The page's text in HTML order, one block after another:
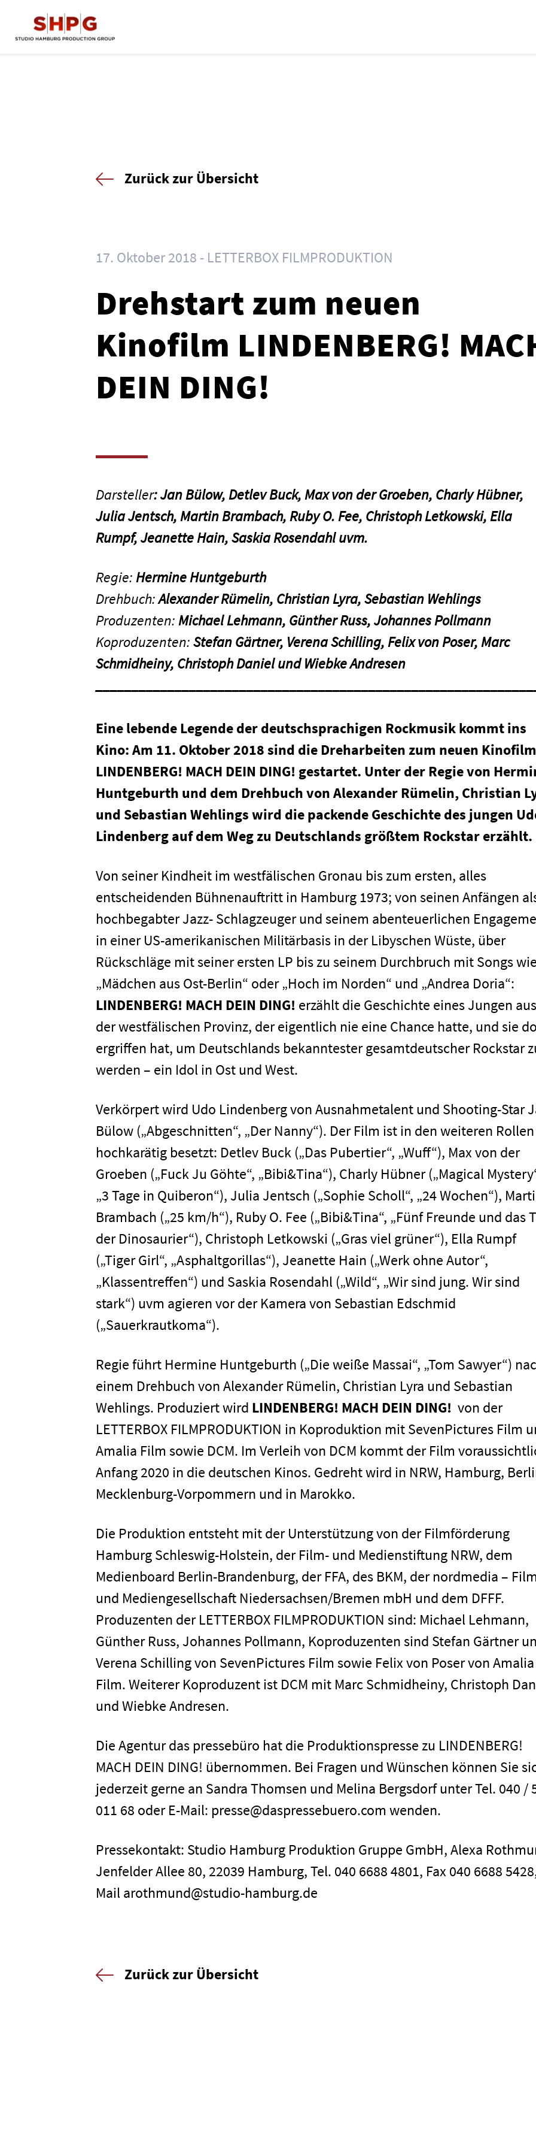
Zurück zur Übersicht
17. Oktober 2018 LETTERBOX FILMPRODUKTION
Drehstart zum neuen
Kinofilm LINDENBERG!
DEIN DING!
Darsteller:Jan Bülow, Detlev Buck, Max von der Groeben, Charly Hübner,
Julia Jentsch, Martin Brambach, Ruby O. Fee, Christoph Letkowski, Ella
Rumpf, Jeanette Hain, Saskia Rosendahl uvm.
Regie:Hermine Huntgeburth
Drehbuch:Alexander Rümelin, Christian Lyra, Sebastian Wehlings
Produzenten:Michael Lehmann, Günther Russ, Johannes Pollmann
Koproduzenten:Stefan Gärtner, Verena Schilling, Felix von Poser, Marc
Schmidheiny, Christoph Daniel und Wiebke Andresen
Eine lebende Legende der deutschsprachigen Rockmusik kommt ins
Kino: Am 11. Oktober 2018 sind die Dreharbeiten zum neuen Kinofilm
LINDENBERG! MACH DEIN DING! gestartet. Unter der Regie von
Huntgeburth und dem Drehbuch von Alexander Rümelin, Christian
und Sebastian Wehlings wird die packende Geschichte des jungen
Lindenberg auf dem Weg zu Deutschlands größtem Rockstar erzählt.
Von seiner Kindheit im westfälischen Gronau bis zum ersten, alles
entscheidenden Bühnenauftritt in Hamburg 1973; von seinen Anfängen
hochbegabter Jazz- Schlagzeuger und seinem abenteuerlichen
in einer US-amerikanischen Militärbasis in der Libyschen Wüste, über
Rückschläge mit seiner ersten LP bis zu seinem Durchbruch mit Songs wie
„Mädchen aus Ost-Berlin“ oder „Hoch im Norden“ und „Andrea Doria“:
LINDENBERG! MACH DEIN DING! erzählt die Geschichte eines Jungen aus
der westfälischen Provinz, der eigentlich nie eine Chance hatte, und sie
ergriffen hat, um Deutschlands bekanntester gesamtdeutscher Rockstar
werden – ein Idol in Ost und West.
Verkörpert wird Udo Lindenberg von Ausnahmetalent und Shooting-Star
Bülow („Abgeschnitten“, „Der Nanny“). Der Film ist in den weiteren Rollen
hochkarätig besetzt: Detlev Buck („Das Pubertier“, „Wuff“), Max von der
Groeben („Fuck Ju Göhte“, „Bibi&Tina“), Charly Hübner („Magical
„3 Tage in Quiberon“), Julia Jentsch („Sophie Scholl“, „24 Wochen“),
Brambach („25 km/h“), Ruby O. Fee („Bibi&Tina“, „Fünf Freunde und das
der Dinosaurier“), Christoph Letkowski („Gras viel grüner“), Ella Rumpf
(„Tiger Girl“, „Asphaltgorillas“), Jeanette Hain („Werk ohne Autor“,
„Klassentreffen“) und Saskia Rosendahl („Wild“, „Wir sind jung. Wir sind
stark“) uvm agieren vor der Kamera von Sebastian Edschmid
(„Sauerkrautkoma“).
Regie führt Hermine Huntgeburth („Die weiße Massai“, „Tom Sawyer“)
einem Drehbuch von Alexander Rümelin, Christian Lyra und Sebastian
Wehlings. Produziert wird LINDENBERG! MACH DEIN DING! von der
LETTERBOX FILMPRODUKTION in Koproduktion mit SevenPictures Film
Amalia Film sowie DCM. Im Verleih von DCM kommt der Film
Anfang 2020 in die deutschen Kinos. Gedreht wird in NRW, Hamburg,
Mecklenburg-Vorpommern und in Marokko.
Die Produktion entsteht mit der Unterstützung von der Filmförderung
Hamburg Schleswig-Holstein, der Film- und Medienstiftung NRW, dem
Medienboard Berlin-Brandenburg, der FFA, des BKM, der nordmedia –
und Mediengesellschaft Niedersachsen/Bremen mbH und dem DFFF.
Produzenten der LETTERBOX FILMPRODUKTION sind: Michael Lehmann,
Günther Russ, Johannes Pollmann, Koproduzenten sind Stefan Gärtner
Verena Schilling von SevenPictures Film sowie Felix von Poser von Amalia
Film. Weiterer Koproduzent ist DCM mit Marc Schmidheiny, Christoph
und Wiebke Andresen.
Die Agentur das pressebüro hat die Produktionspresse zu LINDENBERG!
MACH DEIN DING! übernommen. Bei Fragen und Wünschen können Sie
jederzeit gerne an Sandra Thomsen und Melina Bergsdorf unter Tel. 040 /
011 68 oder E-Mail: presse@daspressebuero.com wenden.
Pressekontakt: Studio Hamburg Produktion Gruppe GmbH, Alexa
Jenfelder Allee 80, 22039 Hamburg, Tel. 040 6688 4801, Fax 040 6688
Mail arothmund@studio-hamburg.de
Zurück zur Übersicht
Home
Unternehmen
Presse
Karriere
Kontakt
Newsletter Datenschutz Impressum